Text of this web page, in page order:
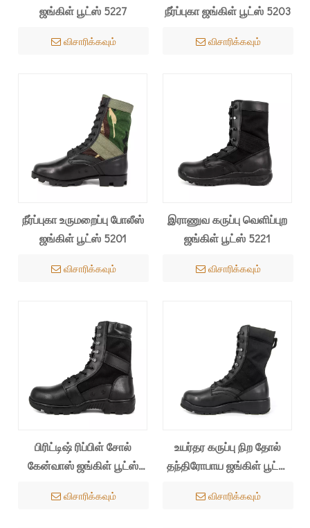
ஜங்கிள் பூட்ஸ் 5227
விசாரிக்கவும்
நீர்ப்புகா ஜங்கிள் பூட்ஸ் 5203
விசாரிக்கவும்
நீர்ப்புகா உருமறைப்பு போலீஸ்
ஜங்கிள் பூட்ஸ் 5201
விசாரிக்கவும்
இராணுவ கருப்பு வெளிப்புற
ஜங்கிள் பூட்ஸ் 5221
விசாரிக்கவும்
பிரிட்டிஷ் ரிப்பிள் சோல்
கேன்வாஸ் ஜங்கிள் பூட்ஸ்
விசாரிக்கவும்
உயர்தர கருப்பு நிற தோல்
தந்திரோபாய ஜங்கிள் பூட்ஸ்
விசாரிக்கவும்